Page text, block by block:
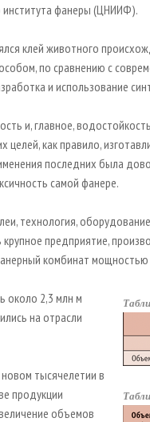
института фанеры (ЦНИИФ).
клей животного
по сравнению с
и использование
и, главное,
целей, как правило,
последних была
самой фанере.
технология,
предприятие,
комбинат
около 2,3 млн м
на отрасли
тысячелетии в
продукции
объемов